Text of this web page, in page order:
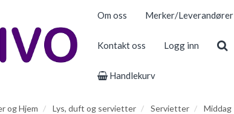
Om oss Merker/Leverandører
Kontakt oss Logg inn
Handlekurv
og Hjem Lys, duft og servietter Servietter
Middag